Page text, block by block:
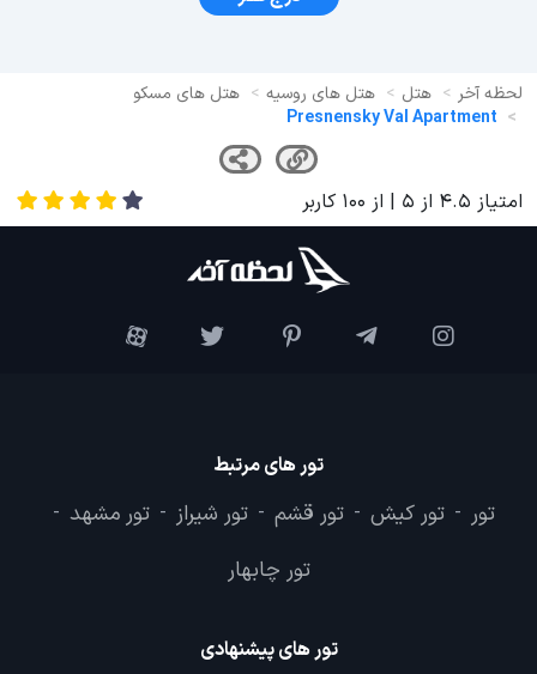
لحظه آخر هتل هتل های روسیه
هتل های مسکو
Presnensky Val Apartment
امتیاز 4.5 از 5 | از 100 کاربر
تور های مرتبط
تور - تور کیش - تور قشم - تور شیراز - تور مشهد -
تور چابهار
تور های پیشنهادی